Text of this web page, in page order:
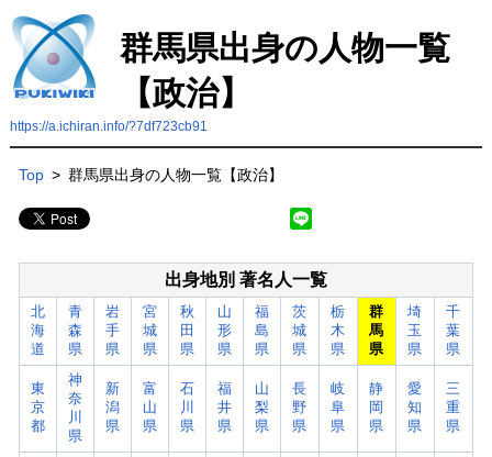
群馬県出身の人物一覧
【政治】
https://a.ichiran.info/?7df723cb91
Top > 群馬県出身の人物一覧【政治】
出身地別 著名人一覧
北
海
道
青
森
県
岩
手
県
宮
城
県
秋
田
県
山
形
県
福
島
県
茨
城
県
栃
木
県
群
馬
県
埼
玉
県
千
葉
県
東
京
都
神
奈
川
県
新
潟
県
富
山
県
石
川
県
福
井
県
山
梨
県
長
野
県
岐
阜
県
静
岡
県
愛
知
県
三
重
県